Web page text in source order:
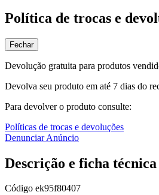
Política de trocas e
Fechar
Devolução gratuita para produtos
Devolva seu produto em até 7 dias do
Para devolver o produto consulte:
Políticas de trocas e devoluções
Denunciar Anúncio
Descrição e ficha técnica
Código ek95f80407